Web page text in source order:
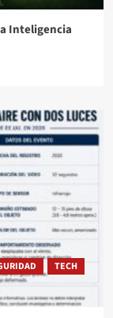
Inteligencia
TECH